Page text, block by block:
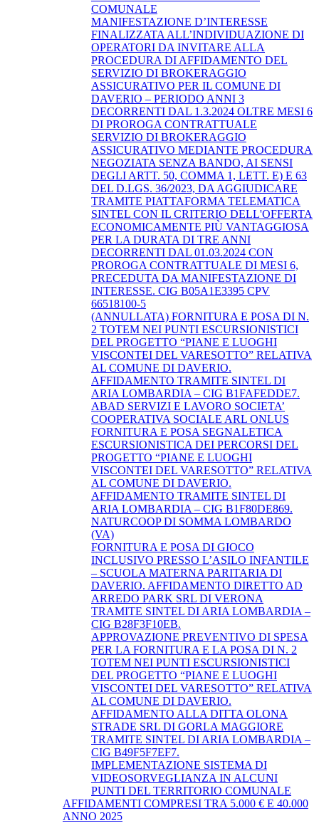
COMUNALE
MANIFESTAZIONE D’INTERESSE
FINALIZZATA ALL’INDIVIDUAZIONE DI
OPERATORI DA INVITARE ALLA
PROCEDURA DI AFFIDAMENTO DEL
SERVIZIO DI BROKERAGGIO
ASSICURATIVO PER IL COMUNE DI
DAVERIO – PERIODO ANNI 3
DECORRENTI DAL 1.3.2024 OLTRE MESI 6
DI PROROGA CONTRATTUALE
SERVIZIO DI BROKERAGGIO
ASSICURATIVO MEDIANTE PROCEDURA
NEGOZIATA SENZA BANDO, AI SENSI
DEGLI ARTT. 50, COMMA 1, LETT. E) E 63
DEL D.LGS. 36/2023, DA AGGIUDICARE
TRAMITE PIATTAFORMA TELEMATICA
SINTEL CON IL CRITERIO DELL'OFFERTA
ECONOMICAMENTE PIÙ VANTAGGIOSA
PER LA DURATA DI TRE ANNI
DECORRENTI DAL 01.03.2024 CON
PROROGA CONTRATTUALE DI MESI 6,
PRECEDUTA DA MANIFESTAZIONE DI
INTERESSE. CIG B05A1E3395 CPV
66518100-5
(ANNULLATA) FORNITURA E POSA DI N.
2 TOTEM NEI PUNTI ESCURSIONISTICI
DEL PROGETTO “PIANE E LUOGHI
VISCONTEI DEL VARESOTTO” RELATIVA
AL COMUNE DI DAVERIO.
AFFIDAMENTO TRAMITE SINTEL DI
ARIA LOMBARDIA – CIG B1FAFEDDE7.
ABAD SERVIZI E LAVORO SOCIETA’
COOPERATIVA SOCIALE ARL ONLUS
FORNITURA E POSA SEGNALETICA
ESCURSIONISTICA DEI PERCORSI DEL
PROGETTO “PIANE E LUOGHI
VISCONTEI DEL VARESOTTO” RELATIVA
AL COMUNE DI DAVERIO.
AFFIDAMENTO TRAMITE SINTEL DI
ARIA LOMBARDIA – CIG B1F80DE869.
NATURCOOP DI SOMMA LOMBARDO
(VA)
FORNITURA E POSA DI GIOCO
INCLUSIVO PRESSO L’ASILO INFANTILE
– SCUOLA MATERNA PARITARIA DI
DAVERIO. AFFIDAMENTO DIRETTO AD
ARREDO PARK SRL DI VERONA
TRAMITE SINTEL DI ARIA LOMBARDIA –
CIG B28F3F10EB.
APPROVAZIONE PREVENTIVO DI SPESA
PER LA FORNITURA E LA POSA DI N. 2
TOTEM NEI PUNTI ESCURSIONISTICI
DEL PROGETTO “PIANE E LUOGHI
VISCONTEI DEL VARESOTTO” RELATIVA
AL COMUNE DI DAVERIO.
AFFIDAMENTO ALLA DITTA OLONA
STRADE SRL DI GORLA MAGGIORE
TRAMITE SINTEL DI ARIA LOMBARDIA –
CIG B49F5F7EF7.
IMPLEMENTAZIONE SISTEMA DI
VIDEOSORVEGLIANZA IN ALCUNI
PUNTI DEL TERRITORIO COMUNALE
AFFIDAMENTI COMPRESI TRA 5.000 € E 40.000
ANNO 2025